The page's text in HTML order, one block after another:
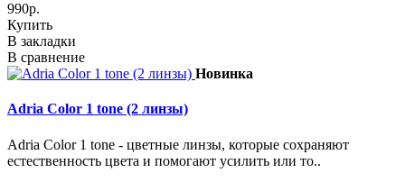
990р.
Купить
В закладки
В сравнение
Новинка
Adria Сolor 1 tone (2 линзы)
Adria Сolor 1 tone - цветные линзы, которые сохраняют
естественность цвета и помогают усилить или то..